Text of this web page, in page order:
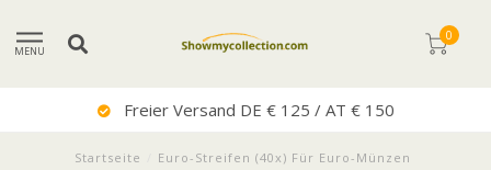
MENU
0
Freier Versand DE € 125 / AT € 150
Startseite Euro-Streifen (40x) Für Euro-Münzen